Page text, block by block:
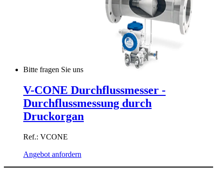
Bitte fragen Sie uns
V-CONE Durchflussmesser -
Durchflussmessung durch
Druckorgan
Ref.: VCONE
Angebot anfordern